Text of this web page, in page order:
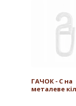
ГАЧОК - С на
металеве